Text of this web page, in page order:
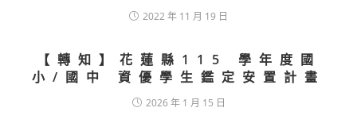
2022 年 11 月 19 日
【轉知】花蓮縣115 學年度國
小/國中 資優學生鑑定安置計畫
2026 年 1 月 15 日